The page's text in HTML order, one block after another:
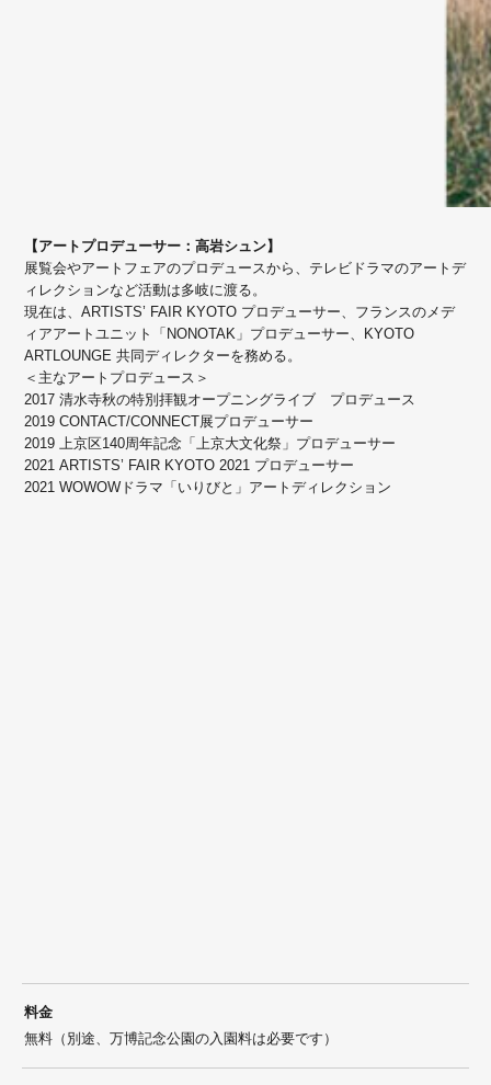
【アートプロデューサー：高岩シュン】
展覧会やアートフェアのプロデュースから、テレビドラマのアートデ
ィレクションなど活動は多岐に渡る。
現在は、ARTISTS’ FAIR KYOTO プロデューサー、フランスのメデ
ィアアートユニット「NONOTAK」プロデューサー、KYOTO
ARTLOUNGE 共同ディレクターを務める。
＜主なアートプロデュース＞
2017 清水寺秋の特別拝観オープニングライブ プロデュース
2019 CONTACT/CONNECT展プロデューサー
2019 上京区140周年記念「上京大文化祭」プロデューサー
2021 ARTISTS’ FAIR KYOTO 2021 プロデューサー
2021 WOWOWドラマ「いりびと」アートディレクション
料金
無料（別途、万博記念公園の入園料は必要です）